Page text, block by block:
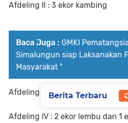
Afdeling II : 3 ekor kambing
Baca Juga : GMKI
Simalungun siap Laksanakan
Masyarakat "
Afdeling III : 1 ekor lembu
Afdeling IV : 2 ekor lembu dan 1
Berita Terbaru